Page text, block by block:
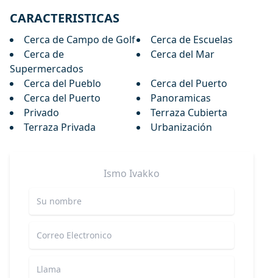
CARACTERISTICAS
Cerca de Campo de Golf
Cerca de Escuelas
Cerca de
Supermercados
Cerca del Mar
Cerca del Pueblo
Cerca del Puerto
Cerca del Puerto
Panoramicas
Privado
Terraza Cubierta
Terraza Privada
Urbanización
Ismo Ivakko